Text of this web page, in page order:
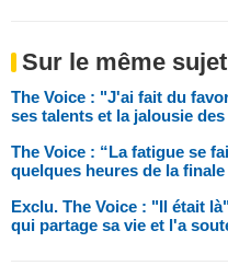
Sur le même sujet
The Voice : "J'ai fait du
ses talents et la jalousie
The Voice : “La fatigue se
quelques heures de la finale
Exclu. The Voice : "Il était
qui partage sa vie et l'a